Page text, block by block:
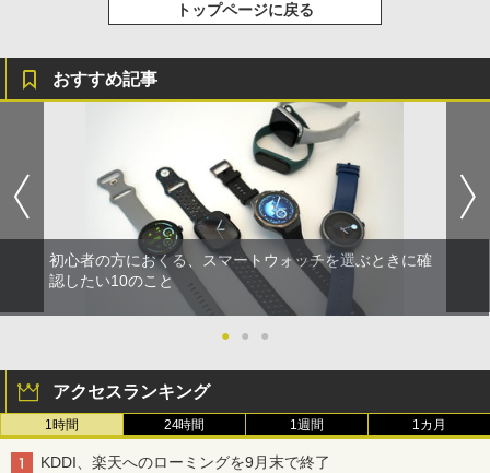
トップページに戻る
おすすめ記事
初心者の方におくる、スマートウォッチを選ぶときに確
認したい10のこと
● ● ●
アクセスランキング
1時間 24時間 1週間 1カ月
KDDI、楽天へのローミングを9月末で終了